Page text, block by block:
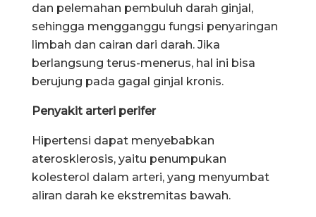
dan pelemahan pembuluh darah ginjal,
sehingga mengganggu fungsi penyaringan
limbah dan cairan dari darah. Jika
berlangsung terus-menerus, hal ini bisa
berujung pada gagal ginjal kronis.
Penyakit arteri perifer
Hipertensi dapat menyebabkan
aterosklerosis, yaitu penumpukan
kolesterol dalam arteri, yang menyumbat
aliran darah ke ekstremitas bawah.